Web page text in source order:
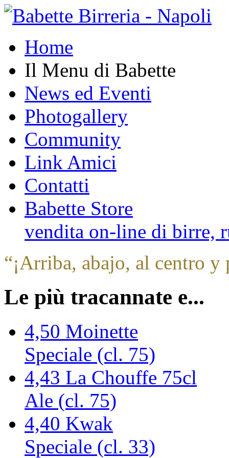
Home
Il Menu di Babette
News ed Eventi
Photogallery
Community
Link Amici
Contatti
Babette Store
vendita on-line di birre,
“¡Arriba, abajo, al centro y
Le più tracannate e...
4,50 Moinette
Speciale (cl. 75)
4,43 La Chouffe 75cl
Ale (cl. 75)
4,40 Kwak
Speciale (cl. 33)